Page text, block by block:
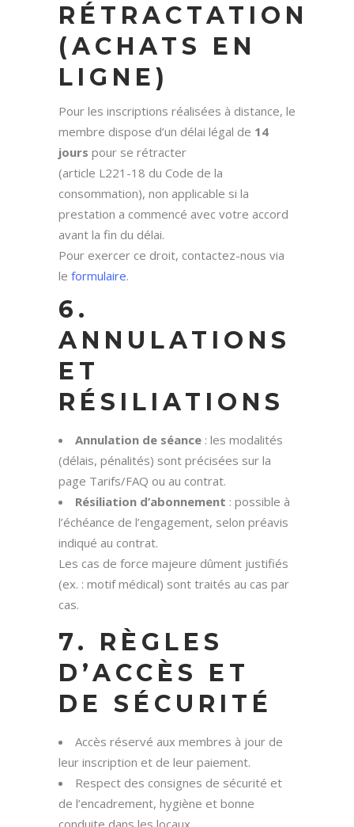
RÉTRACTATION
(ACHATS EN
LIGNE)
Pour les inscriptions réalisées à distance, le
membre dispose d’un délai légal de 14
jours pour se rétracter
(article L221-18 du Code de la
consommation), non applicable si la
prestation a commencé avec votre accord
avant la fin du délai.
Pour exercer ce droit, contactez-nous via
le formulaire.
6.
ANNULATIONS
ET
RÉSILIATIONS
Annulation de séance : les modalités
(délais, pénalités) sont précisées sur la
page Tarifs/FAQ ou au contrat.
Résiliation d’abonnement : possible à
l’échéance de l’engagement, selon préavis
indiqué au contrat.
Les cas de force majeure dûment justifiés
(ex. : motif médical) sont traités au cas par
cas.
7. RÈGLES
D’ACCÈS ET
DE SÉCURITÉ
Accès réservé aux membres à jour de
leur inscription et de leur paiement.
Respect des consignes de sécurité et
de l’encadrement, hygiène et bonne
conduite dans les locaux.